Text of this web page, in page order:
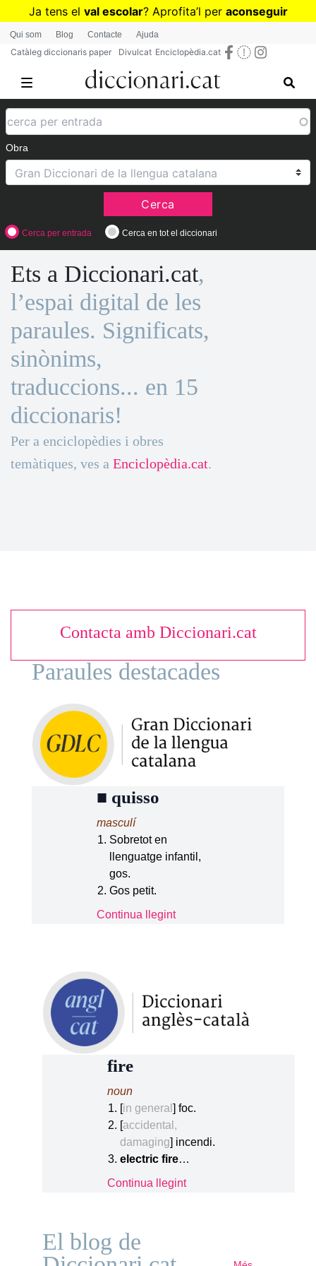
Vés
contingut
Ja tens el val escolar? Aprofita’l per aconseguir
diccionaris per a Primària o Secundària
Qui som Blog Contacte Ajuda
Catàleg diccionaris paper Divulcat Enciclopèdia.cat
Obra
Cerca
Cerca per entrada Cerca en tot el diccionari
Ets a Diccionari.cat,
l’espai digital de les
paraules. Significats,
sinònims,
traduccions... en 15
diccionaris!
Per a enciclopèdies i obres
temàtiques, ves a Enciclopèdia.cat.
Contacta amb Diccionari.cat
Paraules destacades
■ quisso
masculí
Sobretot en
llenguatge infantil,
gos.
Gos petit.
Continua llegint
fire
noun
[in general ] foc.
[accidental,
damaging] incendi.
electric fire…
Continua llegint
El blog de